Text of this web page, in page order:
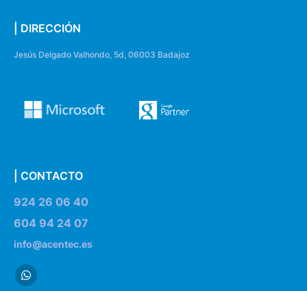
| DIRECCIÓN
Jesús Delgado Valhondo, 5d, 06003 Badajoz
| CONTACTO
924 26 06 40
604 94 24 07
info@acentec.es